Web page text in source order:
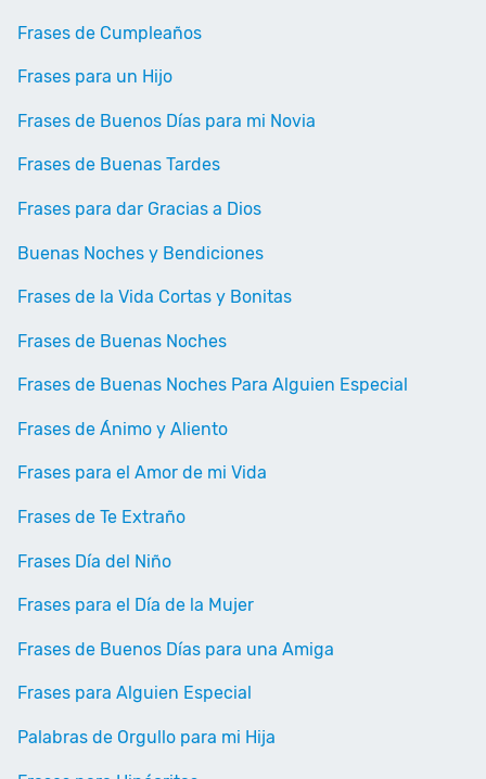
Frases de Cumpleaños
Frases para un Hijo
Frases de Buenos Días para mi Novia
Frases de Buenas Tardes
Frases para dar Gracias a Dios
Buenas Noches y Bendiciones
Frases de la Vida Cortas y Bonitas
Frases de Buenas Noches
Frases de Buenas Noches Para Alguien Especial
Frases de Ánimo y Aliento
Frases para el Amor de mi Vida
Frases de Te Extraño
Frases Día del Niño
Frases para el Día de la Mujer
Frases de Buenos Días para una Amiga
Frases para Alguien Especial
Palabras de Orgullo para mi Hija